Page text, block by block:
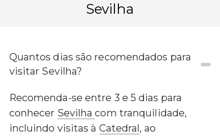
Sevilha
Quantos dias são recomendados para
visitar Sevilha?
Recomenda-se entre 3 e 5 dias para
conhecer Sevilhacom tranquilidade,
incluindo visitas à Catedral, ao